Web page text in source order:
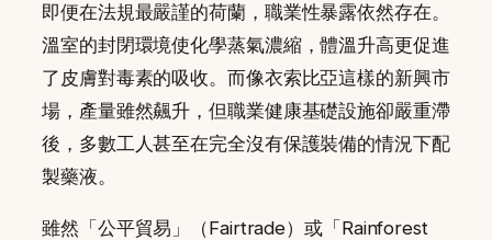
即便在法規最嚴謹的荷蘭，職業性暴露依然存在。
溫室的封閉環境使化學蒸氣濃縮，體溫升高更促進
了皮膚對毒素的吸收。而像衣索比亞這樣的新興市
場，產量雖然飆升，但職業健康基礎設施卻嚴重滯
後，多數工人甚至在完全沒有保護裝備的情況下配
製藥液。
雖然「公平貿易」（Fairtrade）或「Rainforest